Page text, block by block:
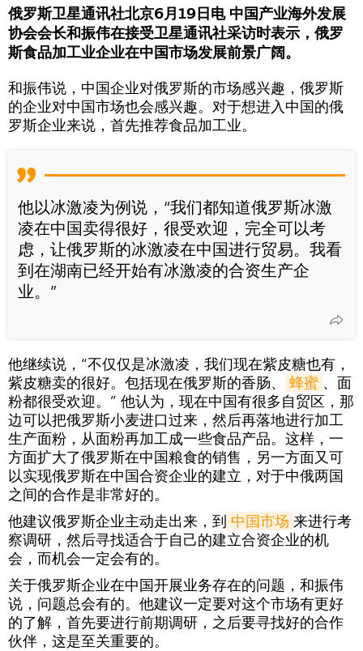
俄罗斯卫星通讯社北京6月19日电 中国产业海外发展
协会会长和振伟在接受卫星通讯社采访时表示，俄罗
斯食品加工业企业在中国市场发展前景广阔。
和振伟说，中国企业对俄罗斯的市场感兴趣，俄罗斯
的企业对中国市场也会感兴趣。对于想进入中国的俄
罗斯企业来说，首先推荐食品加工业。
他以冰激凌为例说，“我们都知道俄罗斯冰激
凌在中国卖得很好，很受欢迎，完全可以考
虑，让俄罗斯的冰激凌在中国进行贸易。我看
到在湖南已经开始有冰激凌的合资生产企
业。”
他继续说，“不仅仅是冰激凌，我们现在紫皮糖也有，
紫皮糖卖的很好。包括现在俄罗斯的香肠、
蜂蜜 、面
粉都很受欢迎。” 他认为，现在中国有很多自贸区，那
边可以把俄罗斯小麦进口过来，然后再落地进行加工
生产面粉，从面粉再加工成一些食品产品。这样，一
方面扩大了俄罗斯在中国粮食的销售，另一方面又可
以实现俄罗斯在中国合资企业的建立，对于中俄两国
之间的合作是非常好的。
他建议俄罗斯企业主动走出来，到 中国市场 来进行考
察调研，然后寻找适合于自己的建立合资企业的机
会，而机会一定会有的。
关于俄罗斯企业在中国开展业务存在的问题，和振伟
说，问题总会有的。他建议一定要对这个市场有更好
的了解，首先要进行前期调研，之后要寻找好的合作
伙伴，这是至关重要的。